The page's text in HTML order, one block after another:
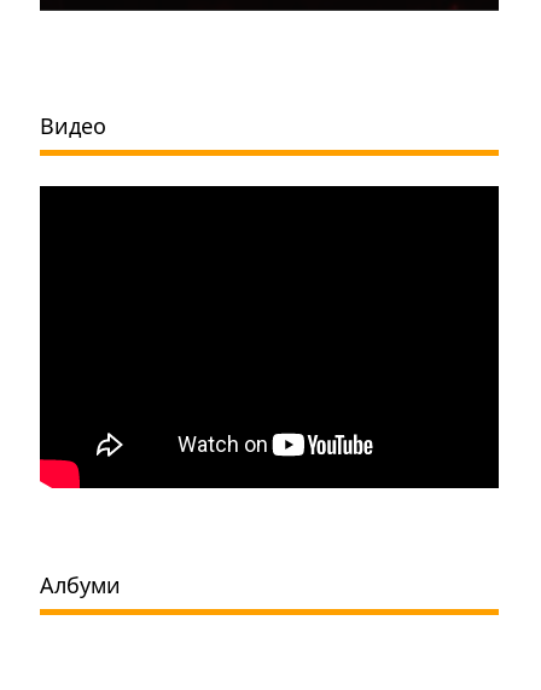
Видео
Албуми